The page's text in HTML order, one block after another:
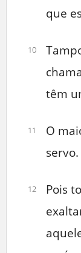
que
10
têm
11
O
servo.
12
Pois